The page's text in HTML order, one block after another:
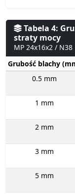
Tabela 4:
straty mocy
MP 24x16x2 / N38
Grubość blachy
0.5 mm
1 mm
2 mm
3 mm
5 mm